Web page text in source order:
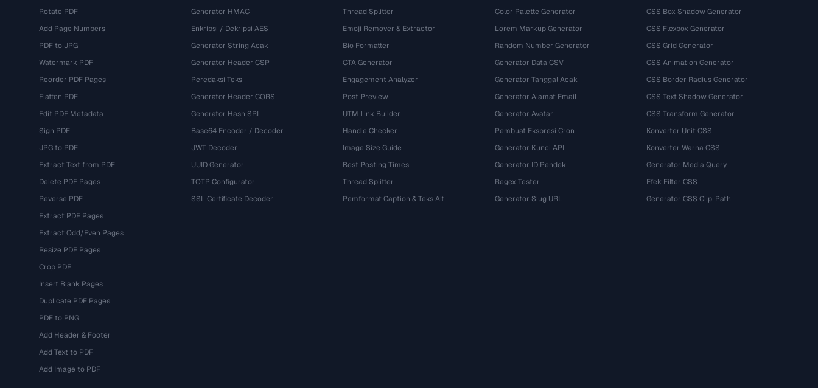
Rotate PDF
Add Page Numbers
PDF to JPG
Watermark PDF
Reorder PDF Pages
Flatten PDF
Edit PDF Metadata
Sign PDF
JPG to PDF
Extract Text from PDF
Delete PDF Pages
Reverse PDF
Extract PDF Pages
Extract Odd/Even Pages
Resize PDF Pages
Crop PDF
Insert Blank Pages
Duplicate PDF Pages
PDF to PNG
Add Header & Footer
Add Text to PDF
Add Image to PDF
Generator HMAC
Enkripsi / Dekripsi AES
Generator String Acak
Generator Header CSP
Peredaksi Teks
Generator Header CORS
Generator Hash SRI
Base64 Encoder / Decoder
JWT Decoder
UUID Generator
TOTP Configurator
SSL Certificate Decoder
Thread Splitter
Emoji Remover & Extractor
Bio Formatter
CTA Generator
Engagement Analyzer
Post Preview
UTM Link Builder
Handle Checker
Image Size Guide
Best Posting Times
Thread Splitter
Pemformat Caption & Teks Alt
Color Palette Generator
Lorem Markup Generator
Random Number Generator
Generator Data CSV
Generator Tanggal Acak
Generator Alamat Email
Generator Avatar
Pembuat Ekspresi Cron
Generator Kunci API
Generator ID Pendek
Regex Tester
Generator Slug URL
CSS Box Shadow Generator
CSS Flexbox Generator
CSS Grid Generator
CSS Animation Generator
CSS Border Radius Generator
CSS Text Shadow Generator
CSS Transform Generator
Konverter Unit CSS
Konverter Warna CSS
Generator Media Query
Efek Filter CSS
Generator CSS Clip-Path